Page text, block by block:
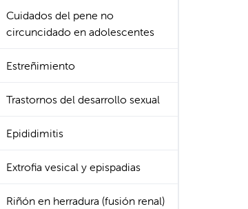
Cuidados del pene no
circuncidado en adolescentes
Estreñimiento
Trastornos del desarrollo sexual
Epididimitis
Extrofia vesical y epispadias
Riñón en herradura (fusión renal)